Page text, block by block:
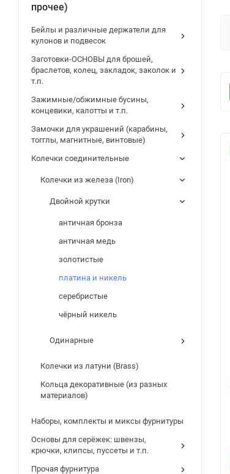
прочее)
Бейлы и различные держатели для
кулонов и подвесок
Заготовки-ОСНОВЫ для брошей,
браслетов, колец, закладок, заколок и
т.п.
Зажимные/обжимные бусины,
концевики, калотты и т.п.
Замочки для украшений (карабины,
тогглы, магнитные, винтовые)
Колечки соединительные
Колечки из железа (Iron)
Двойной крутки
античная бронза
античная медь
золотистые
платина и никель
серебристые
чёрный никель
Одинарные
Колечки из латуни (Brass)
Кольца декоративные (из разных
материалов)
Наборы, комплекты и миксы фурнитуры
Основы для серёжек: швензы,
крючки, клипсы, пуссеты и т.п.
Прочая фурнитура